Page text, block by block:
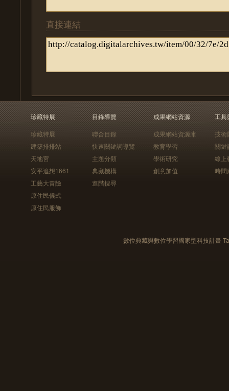
直接連結
珍藏特展
珍藏特展
建築排排站
天地宮
安平追想1661
工藝大冒險
原住民儀式
原住民服飾
目錄導覽
聯合目錄
快速關鍵詞導覽
主題分類
典藏機構
進階搜尋
成果網站資源
成果網站資源庫
教育學習
學術研究
創意加值
工具
技術
關鍵
線上
時間
數位典藏與數位學習國家型科技計畫